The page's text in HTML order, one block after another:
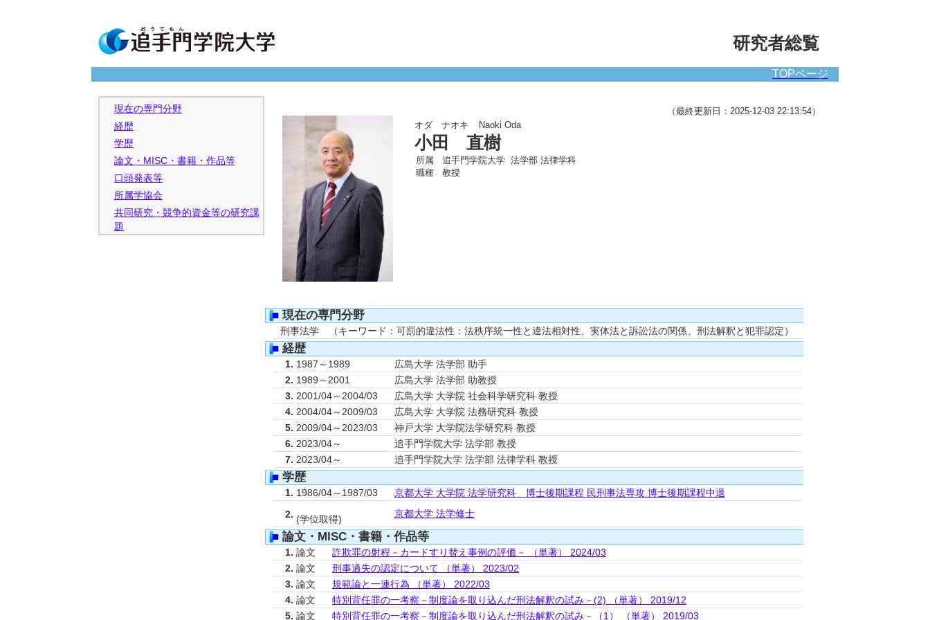
研究者総覧
TOPページ
現在の専門分野
経歴
学歴
論文・MISC・書籍・作品等
口頭発表等
所属学協会
共同研究・競争的資金等の研究課
題
（最終更新日：2025-12-03 22:13:54）
オダ ナオキ
Naoki Oda
小田 直樹
所属
追手門学院大学 法学部 法律学科
職種
教授
■ 現在の専門分野
刑事法学 （キーワード：可罰的違法性：法秩序統一性と違法相対性、実体法と訴訟法の関係、刑法解釈と犯罪認定）
■ 経歴
1. 1987～1989
広島大学 法学部 助手
2. 1989～2001
広島大学 法学部 助教授
3. 2001/04～2004/03
広島大学 大学院 社会科学研究科 教授
4. 2004/04～2009/03
広島大学 大学院 法務研究科 教授
5. 2009/04～2023/03
神戸大学 大学院法学研究科 教授
6. 2023/04～
追手門学院大学 法学部 教授
7. 2023/04～ 追手門学院大学 法学部 法律学科 教授
■ 学歴
1. 1986/04～1987/03 京都大学 大学院 法学研究科 博士後期課程 民刑事法専攻 博士後期課程中退
2. (学位取得)
京都大学 法学修士
■ 論文・MISC・書籍・作品等
1. 論文
詐欺罪の射程－カードすり替え事例の評価－ （単著） 2024/03
2. 論文
刑事過失の認定について （単著） 2023/02
3. 論文
規範論と一連行為 （単著） 2022/03
4. 論文
特別背任罪の一考察－制度論を取り込んだ刑法解釈の試み－(2) （単著） 2019/12
5. 論文 特別背任罪の一考察－制度論を取り込んだ刑法解釈の試み－（1） （単著） 2019/03